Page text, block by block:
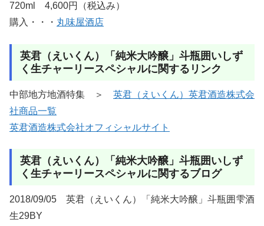
720ml 4,600円（税込み）
購入・・・ 丸味屋酒店
英君（えいくん）「純米大吟醸」斗瓶囲いしず
く生チャーリースペシャルに関するリンク
中部地方地酒特集 ＞ 英君（えいくん）英君酒造株式会
社商品一覧
英君酒造株式会社オフィシャルサイト
英君（えいくん）「純米大吟醸」斗瓶囲いしず
く生チャーリースペシャルに関するブログ
2018/09/05 英君（えいくん）「純米大吟醸」斗瓶囲雫酒
生29BY